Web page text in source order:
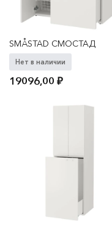
SMÅSTAD СМОСТАД
Нет в наличии
19096,00₽